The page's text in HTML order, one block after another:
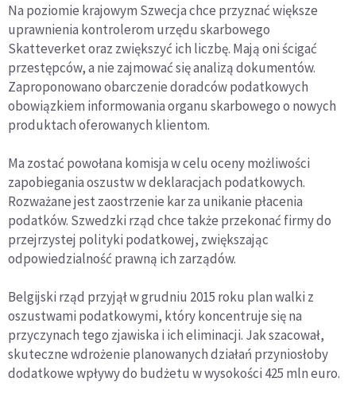
Na poziomie krajowym Szwecja chce przyznać większe
uprawnienia kontrolerom urzędu skarbowego
Skatteverket oraz zwiększyć ich liczbę. Mają oni ścigać
przestępców, a nie zajmować się analizą dokumentów.
Zaproponowano obarczenie doradców podatkowych
obowiązkiem informowania organu skarbowego o nowych
produktach oferowanych klientom.
Ma zostać powołana komisja w celu oceny możliwości
zapobiegania oszustw w deklaracjach podatkowych.
Rozważane jest zaostrzenie kar za unikanie płacenia
podatków. Szwedzki rząd chce także przekonać firmy do
przejrzystej polityki podatkowej, zwiększając
odpowiedzialność prawną ich zarządów.
Belgijski rząd przyjął w grudniu 2015 roku plan walki z
oszustwami podatkowymi, który koncentruje się na
przyczynach tego zjawiska i ich eliminacji. Jak szacował,
skuteczne wdrożenie planowanych działań przyniosłoby
dodatkowe wpływy do budżetu w wysokości 425 mln euro.